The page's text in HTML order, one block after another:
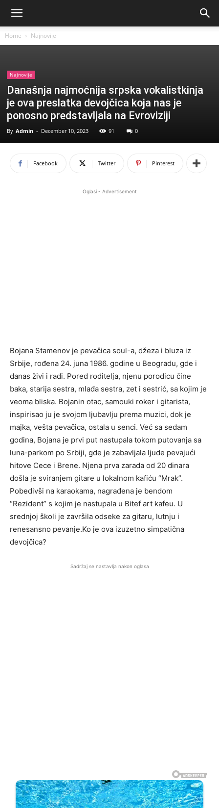
Home Najnovije
Najnovije
Današnja najmoćnija srpska vokalistkinja
je ova preslatka devojčica koja nas je
ponosno predstavljala na Evroviziji
By Admin - December 10, 2023 91 0
Facebook Twitter Pinterest
Oglasi - Advertisement
Bojana Stamenov je pevačica soul-a, džeza i bluza iz
Srbije, rođena 24. juna 1986. godine u Beogradu, gde i
danas živi i radi. Pored roditelja, njenu porodicu čine
baka, starija sestra, mlađa sestra, zet i sestrić, sa kojim je
veoma bliska. Bojanin otac, samouki roker i gitarista,
inspirisao ju je svojom ljubavlju prema muzici, dok je
majka, vešta pevačica, ostala u senci. Već sa sedam
godina, Bojana je prvi put nastupala tokom putovanja sa
luna-parkom po Srbiji, gde je zabavljala ljude pevajući
hitove Cece i Brene. Njena prva zarada od 20 dinara
došla je sviranjem gitare u lokalnom kafiću “Mrak”.
Pobedivši na karaokama, nagrađena je bendom
“Rezident” s kojim je nastupala u Bitef art kafeu. U
srednjoj školi je završila odseke za gitaru, lutnju i
renesansno pevanje.Ko je ova izuzetno simpatična
devojčica?
Sadržaj se nastavlja nakon oglasa